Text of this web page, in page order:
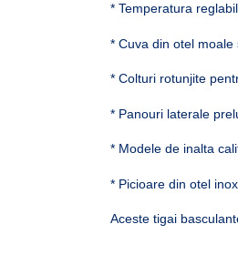
* Temperatura
* Cuva din otel moale
* Colturi rotunjite
* Panouri laterale
* Modele de inalta
* Picioare din otel
Aceste tigai